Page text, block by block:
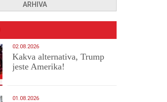
ARHIVA
02.08.2026
Kakva alternativa, Trump
jeste Amerika!
01.08.2026